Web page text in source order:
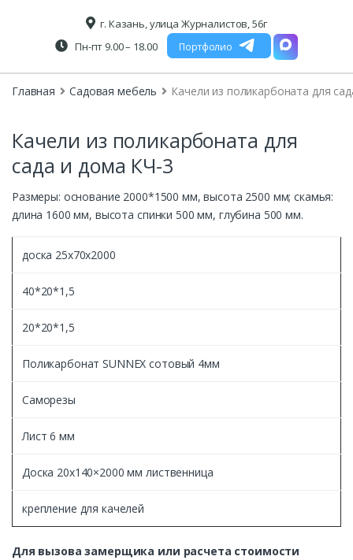
г. Казань, улица Журналистов, 56г
Пн-пт 9.00 – 18.00
Портфолио
Главная Садовая мебель Качели из поликарбоната для
Качели из поликарбоната для
сада и дома КЧ-3
Размеры: основание 2000*1500 мм, высота 2500 мм; скамья:
длина 1600 мм, высота спинки 500 мм, глубина 500 мм.
доска 25х70х2000
40*20*1,5
20*20*1,5
Поликарбонат SUNNEX сотовый 4мм
Саморезы
Лист 6 мм
Доска 20х140×2000 мм лиственница
крепление для качелей
Для вызова замерщика или расчета стоимости